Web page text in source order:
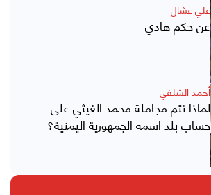
علي عشال
عن حكم هادي
أحمد الشلفي
لماذا تتم مجاملة محمد الغيثي على
حساب بلد اسمه الجمهورية اليمنية؟